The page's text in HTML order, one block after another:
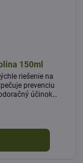
150ml
riešenie na
prevenciu
účinok
potenie nôh.